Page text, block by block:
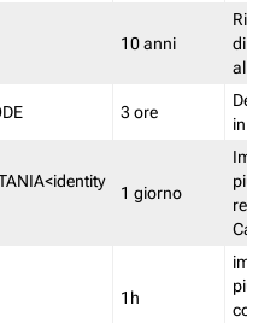
10 anni
di
3 ore
in
1 giorno
più
1h
più